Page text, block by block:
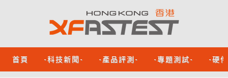
首頁 -科技新聞- -產品評測- -專題測試- -硬